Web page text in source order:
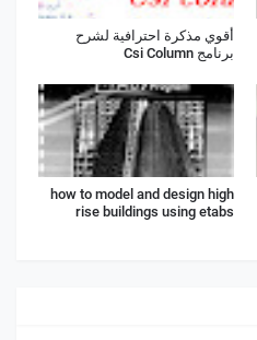
أقوي مذكرة احترافية لشرح
برنامج Csi Column
how to model and design high
rise buildings using etabs